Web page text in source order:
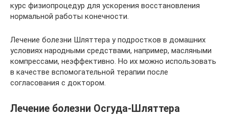
курс физиопроцедур для ускорения восстановления
нормальной работы конечности.
Лечение болезни Шляттера у подростков в домашних
условиях народными средствами, например, масляными
компрессами, неэффективно. Но их можно использовать
в качестве вспомогательной терапии после
согласования с доктором.
Лечение болезни Осгуда-Шляттера